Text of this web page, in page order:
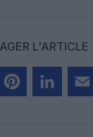
L'ARTICLE